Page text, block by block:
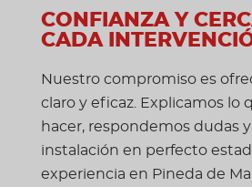
CONFIANZA Y
CADA
Nuestro compromiso es
claro y eficaz. Explicamos lo
hacer, respondemos dudas
instalación en perfecto
experiencia en Pineda de